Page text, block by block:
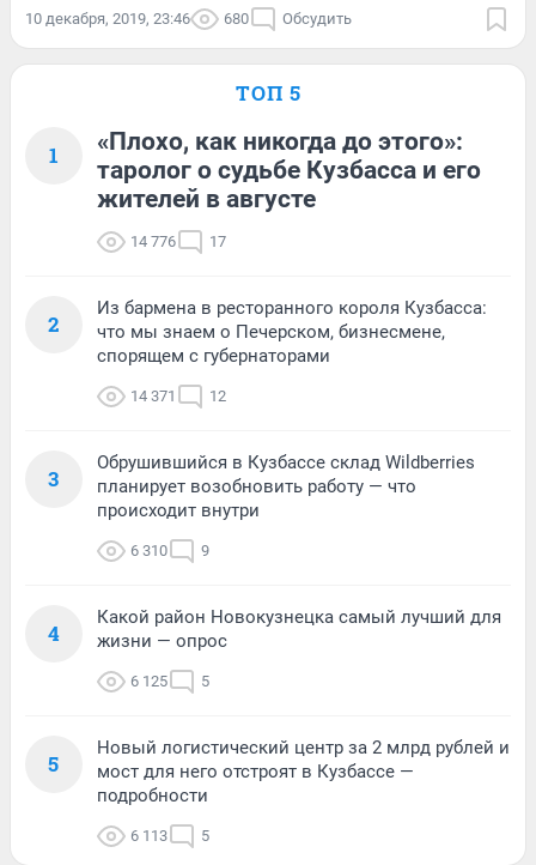
10 декабря, 2019, 23:46 680 Обсудить
ТОП 5
1
«Плохо, как никогда до этого»:
таролог о судьбе Кузбасса и его
жителей в августе
14 776 17
2
Из бармена в ресторанного короля Кузбасса:
что мы знаем о Печерском, бизнесмене,
спорящем с губернаторами
14 371 12
3
Обрушившийся в Кузбассе склад Wildberries
планирует возобновить работу — что
происходит внутри
6 310 9
4
Какой район Новокузнецка самый лучший для
жизни — опрос
6 125 5
5
Новый логистический центр за 2 млрд рублей и
мост для него отстроят в Кузбассе —
подробности
6 113 5